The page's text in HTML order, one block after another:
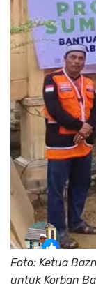
Foto: Ketua
untuk Korban